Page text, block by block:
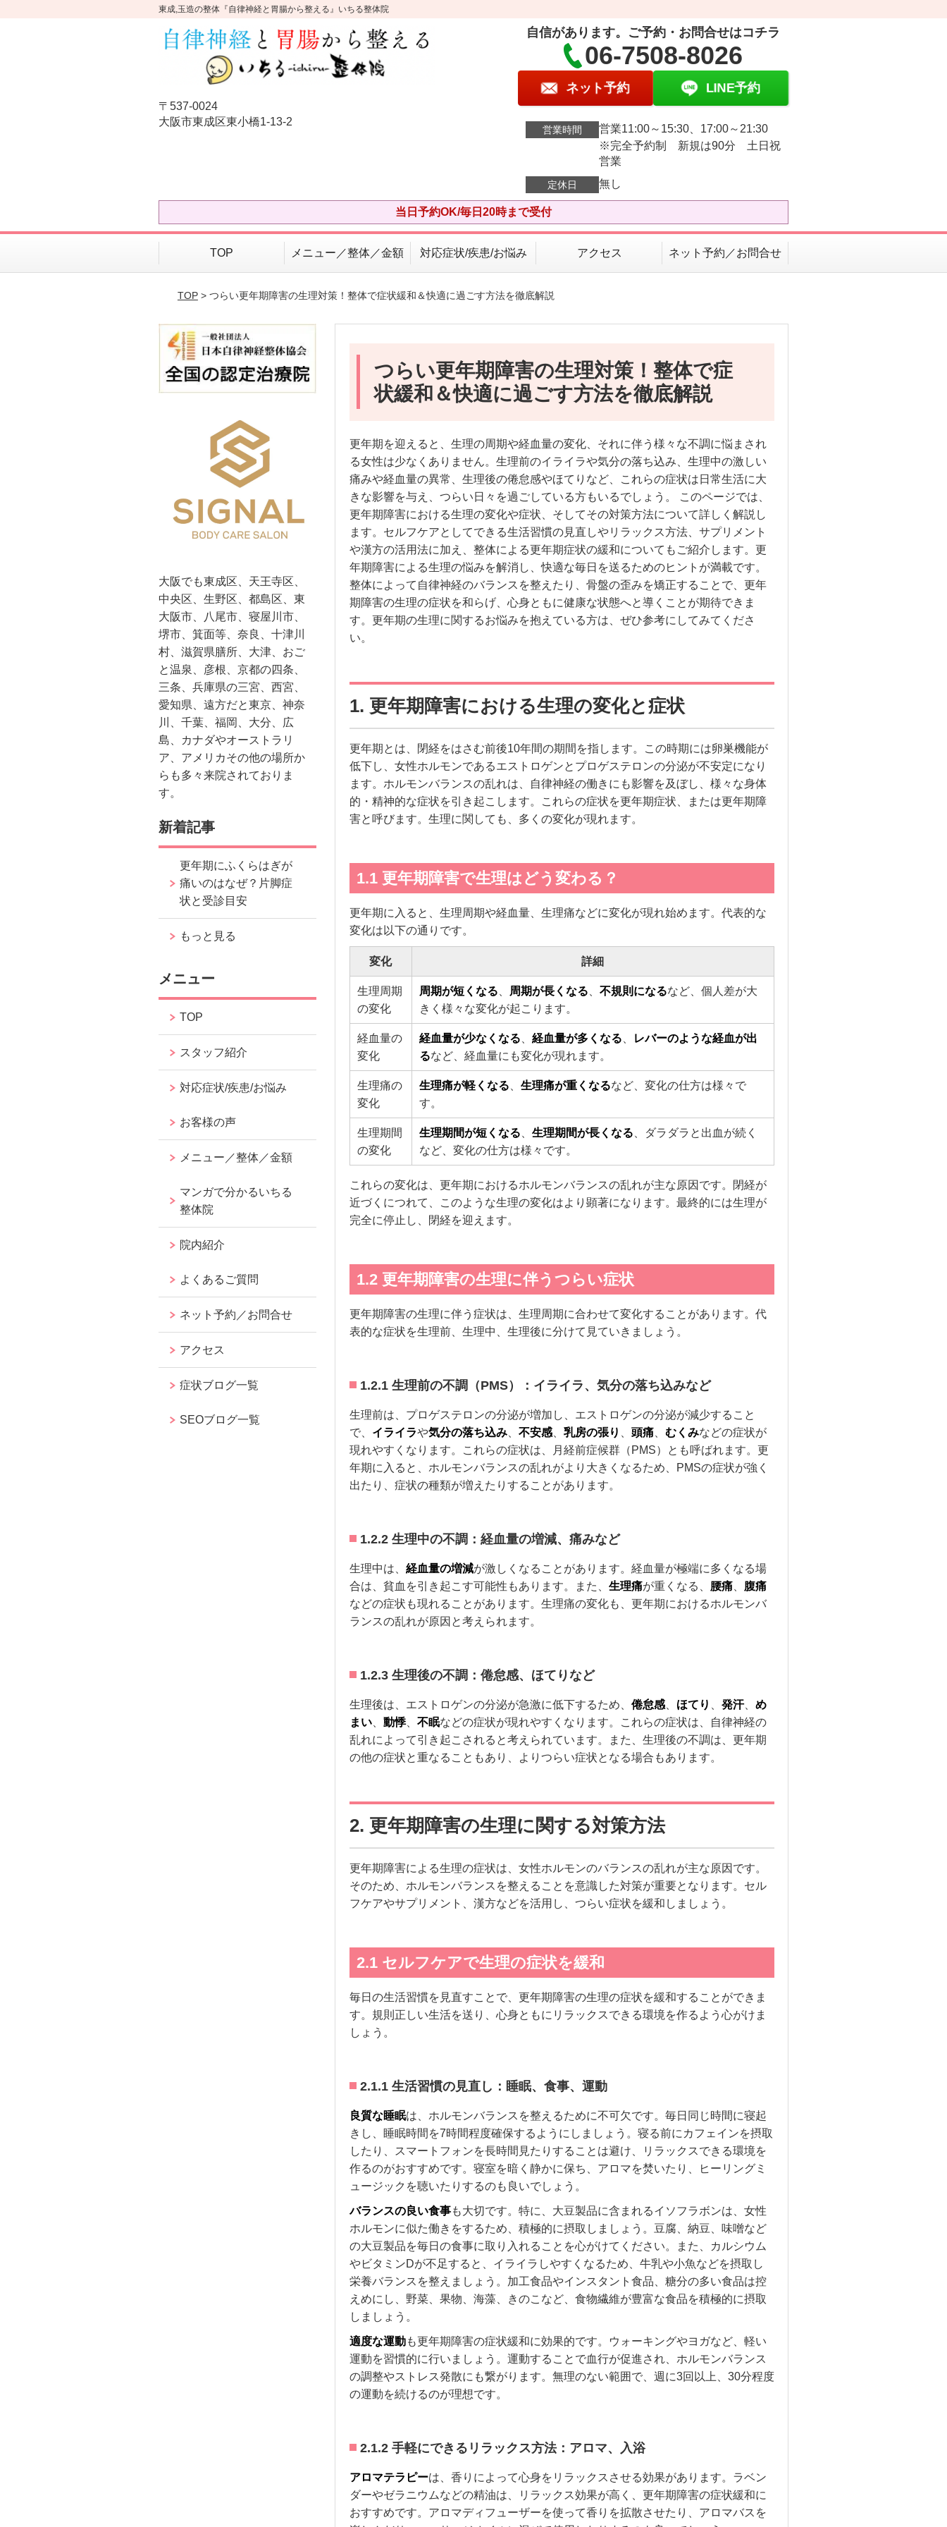
東成,玉造の整体『自律神経と胃腸から整える』いちる整体院
〒537-0024
大阪市東成区東小橋1-13-2
自信があります。ご予約・お問合せはコチラ
06-7508-8026
ネット予約 LINE予約
営業時間
営業11:00～15:30、17:00～21:30
※完全予約制 新規は90分 土日祝
営業
定休日 無し
当日予約OK/毎日20時まで受付
TOP メニュー／整体／金額 対応症状/疾患/お悩み アクセス ネット予約／お問合せ
TOP> つらい更年期障害の生理対策！整体で症状緩和＆快適に過ごす方法を徹底解説
つらい更年期障害の生理対策！整体で症
状緩和＆快適に過ごす方法を徹底解説
更年期を迎えると、生理の周期や経血量の変化、それに伴う様々な不調に悩まされ
る女性は少なくありません。生理前のイライラや気分の落ち込み、生理中の激しい
痛みや経血量の異常、生理後の倦怠感やほてりなど、これらの症状は日常生活に大
きな影響を与え、つらい日々を過ごしている方もいるでしょう。 このページでは、
更年期障害における生理の変化や症状、そしてその対策方法について詳しく解説し
ます。セルフケアとしてできる生活習慣の見直しやリラックス方法、サプリメント
や漢方の活用法に加え、整体による更年期症状の緩和についてもご紹介します。更
年期障害による生理の悩みを解消し、快適な毎日を送るためのヒントが満載です。
整体によって自律神経のバランスを整えたり、骨盤の歪みを矯正することで、更年
期障害の生理の症状を和らげ、心身ともに健康な状態へと導くことが期待できま
す。更年期の生理に関するお悩みを抱えている方は、ぜひ参考にしてみてくださ
い。
1. 更年期障害における生理の変化と症状
更年期とは、閉経をはさむ前後10年間の期間を指します。この時期には卵巣機能が
低下し、女性ホルモンであるエストロゲンとプロゲステロンの分泌が不安定になり
ます。ホルモンバランスの乱れは、自律神経の働きにも影響を及ぼし、様々な身体
的・精神的な症状を引き起こします。これらの症状を更年期症状、または更年期障
害と呼びます。生理に関しても、多くの変化が現れます。
1.1 更年期障害で生理はどう変わる？
更年期に入ると、生理周期や経血量、生理痛などに変化が現れ始めます。代表的な
変化は以下の通りです。
変化 詳細
生理周期
の変化
周期が短くなる 周期が長くなる 不規則になるなど、個人差が大
きく様々な変化が起こります。
経血量の
変化
経血量が少なくなる 経血量が多くなる
レバーのような経血が出
るなど、経血量にも変化が現れます。
生理痛の
変化
生理痛が軽くなる 生理痛が重くなるなど、変化の仕方は様々で
す。
生理期間
の変化
生理期間が短くなる 生理期間が長くなる 、ダラダラと出血が続く
など、変化の仕方は様々です。
これらの変化は、更年期におけるホルモンバランスの乱れが主な原因です。閉経が
近づくにつれて、このような生理の変化はより顕著になります。最終的には生理が
完全に停止し、閉経を迎えます。
1.2 更年期障害の生理に伴うつらい症状
更年期障害の生理に伴う症状は、生理周期に合わせて変化することがあります。代
表的な症状を生理前、生理中、生理後に分けて見ていきましょう。
1.2.1 生理前の不調（PMS）：イライラ、気分の落ち込みなど
生理前は、プロゲステロンの分泌が増加し、エストロゲンの分泌が減少すること
で、 イライラや気分の落ち込み、 不安感、 乳房の張り 頭痛、 むくみなどの症状が
現れやすくなります。これらの症状は、月経前症候群（PMS）とも呼ばれます。更
年期に入ると、ホルモンバランスの乱れがより大きくなるため、PMSの症状が強く
出たり、症状の種類が増えたりすることがあります。
1.2.2 生理中の不調：経血量の増減、痛みなど
生理中は、 経血量の増減が激しくなることがあります。経血量が極端に多くなる場
合は、貧血を引き起こす可能性もあります。また、 生理痛が重くなる、 腰痛、 腹痛
などの症状も現れることがあります。生理痛の変化も、更年期におけるホルモンバ
ランスの乱れが原因と考えられます。
1.2.3 生理後の不調：倦怠感、ほてりなど
生理後は、エストロゲンの分泌が急激に低下するため、 倦怠感、 ほてり 発汗、 め
まい、 動悸、 不眠などの症状が現れやすくなります。これらの症状は、自律神経の
乱れによって引き起こされると考えられています。また、生理後の不調は、更年期
の他の症状と重なることもあり、よりつらい症状となる場合もあります。
2. 更年期障害の生理に関する対策方法
更年期障害による生理の症状は、女性ホルモンのバランスの乱れが主な原因です。
そのため、ホルモンバランスを整えることを意識した対策が重要となります。セル
フケアやサプリメント、漢方などを活用し、つらい症状を緩和しましょう。
2.1 セルフケアで生理の症状を緩和
毎日の生活習慣を見直すことで、更年期障害の生理の症状を緩和することができま
す。規則正しい生活を送り、心身ともにリラックスできる環境を作るよう心がけま
しょう。
2.1.1 生活習慣の見直し：睡眠、食事、運動
良質な睡眠は、ホルモンバランスを整えるために不可欠です。毎日同じ時間に寝起
きし、睡眠時間を7時間程度確保するようにしましょう。寝る前にカフェインを摂取
したり、スマートフォンを長時間見たりすることは避け、リラックスできる環境を
作るのがおすすめです。寝室を暗く静かに保ち、アロマを焚いたり、ヒーリングミ
ュージックを聴いたりするのも良いでしょう。
バランスの良い食事も大切です。特に、大豆製品に含まれるイソフラボンは、女性
ホルモンに似た働きをするため、積極的に摂取しましょう。豆腐、納豆、味噌など
の大豆製品を毎日の食事に取り入れることを心がけてください。また、カルシウム
やビタミンDが不足すると、イライラしやすくなるため、牛乳や小魚などを摂取し
栄養バランスを整えましょう。加工食品やインスタント食品、糖分の多い食品は控
えめにし、野菜、果物、海藻、きのこなど、食物繊維が豊富な食品を積極的に摂取
しましょう。
適度な運動も更年期障害の症状緩和に効果的です。ウォーキングやヨガなど、軽い
運動を習慣的に行いましょう。運動することで血行が促進され、ホルモンバランス
の調整やストレス発散にも繋がります。無理のない範囲で、週に3回以上、30分程度
の運動を続けるのが理想です。
2.1.2 手軽にできるリラックス方法：アロマ、入浴
アロマテラピーは、香りによって心身をリラックスさせる効果があります。ラベン
ダーやゼラニウムなどの精油は、リラックス効果が高く、更年期障害の症状緩和に
おすすめです。アロマディフューザーを使って香りを拡散させたり、アロマバスを
大阪でも東成区、天王寺区、
中央区、生野区、都島区、東
大阪市、八尾市、寝屋川市、
堺市、箕面等、奈良、十津川
村、滋賀県膳所、大津、おご
と温泉、彦根、京都の四条、
三条、兵庫県の三宮、西宮、
愛知県、遠方だと東京、神奈
川、千葉、福岡、大分、広
島、カナダやオーストラリ
ア、アメリカその他の場所か
らも多々来院されておりま
す。
新着記事
更年期にふくらはぎが
痛いのはなぜ？片脚症
状と受診目安
もっと見る
メニュー
TOP
スタッフ紹介
対応症状/疾患/お悩み
お客様の声
メニュー／整体／金額
マンガで分かるいちる
整体院
院内紹介
よくあるご質問
ネット予約／お問合せ
アクセス
症状ブログ一覧
SEOブログ一覧